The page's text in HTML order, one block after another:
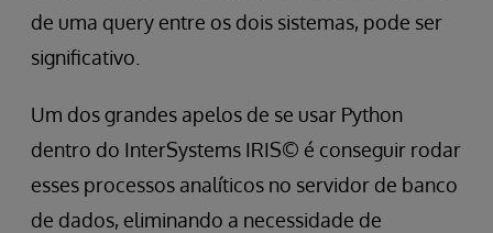
de uma query entre os dois sistemas, pode ser
significativo.
Um dos grandes apelos de se usar Python
dentro do InterSystems IRIS© é conseguir rodar
esses processos analíticos no servidor de banco
de dados, eliminando a necessidade de